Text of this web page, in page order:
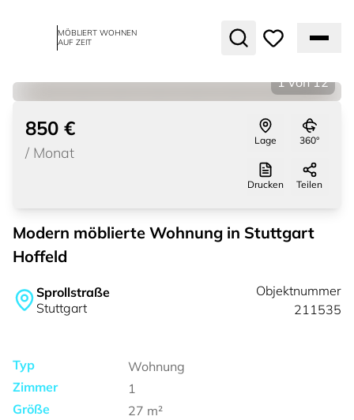
MÖBLIERT WOHNEN
AUF ZEIT
1 von 12
850 €
/ Monat
Lage 360°
Drucken Teilen
Modern möblierte Wohnung in Stuttgart
Hoffeld
Sprollstraße
Stuttgart
Objektnummer
211535
Typ
Wohnung
Zimmer
1
Größe
27 m²